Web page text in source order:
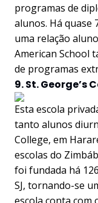
programas de
alunos. Há quase
uma relação
American School
de programas
9. St. George’s
Esta escola
tanto alunos
College, em
escolas do
foi fundada há
SJ, tornando-se